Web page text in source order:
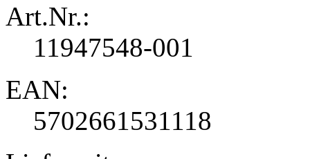
Art.Nr.:
11947548-001
EAN:
5702661531118